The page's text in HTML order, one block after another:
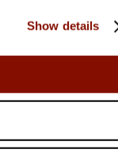
Show details